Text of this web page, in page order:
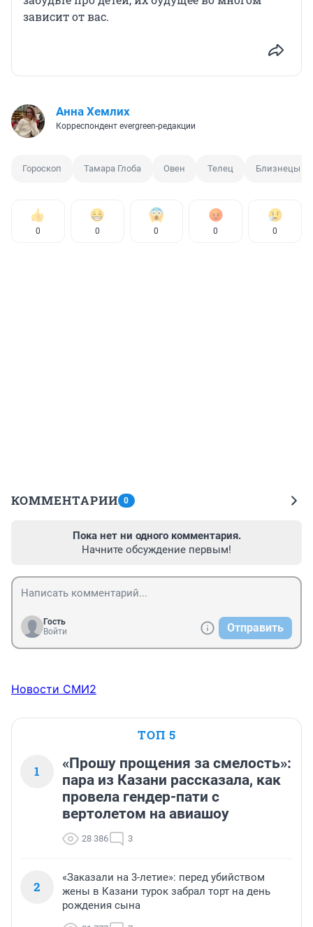
зависит от вас.
Анна Хемлих
Корреспондент evergreen-редакции
Гороскоп Тамара Глоба Овен Телец Близнецы
0 0 0 0 0
КОММЕНТАРИИ 0
Пока нет ни одного комментария.
Начните обсуждение первым!
Гость
Войти
Отправить
Новости СМИ2
ТОП 5
1
«Прошу прощения за смелость»:
пара из Казани рассказала, как
провела гендер-пати с
вертолетом на авиашоу
28 386 3
2
«Заказали на 3-летие»: перед убийством
жены в Казани турок забрал торт на день
рождения сына